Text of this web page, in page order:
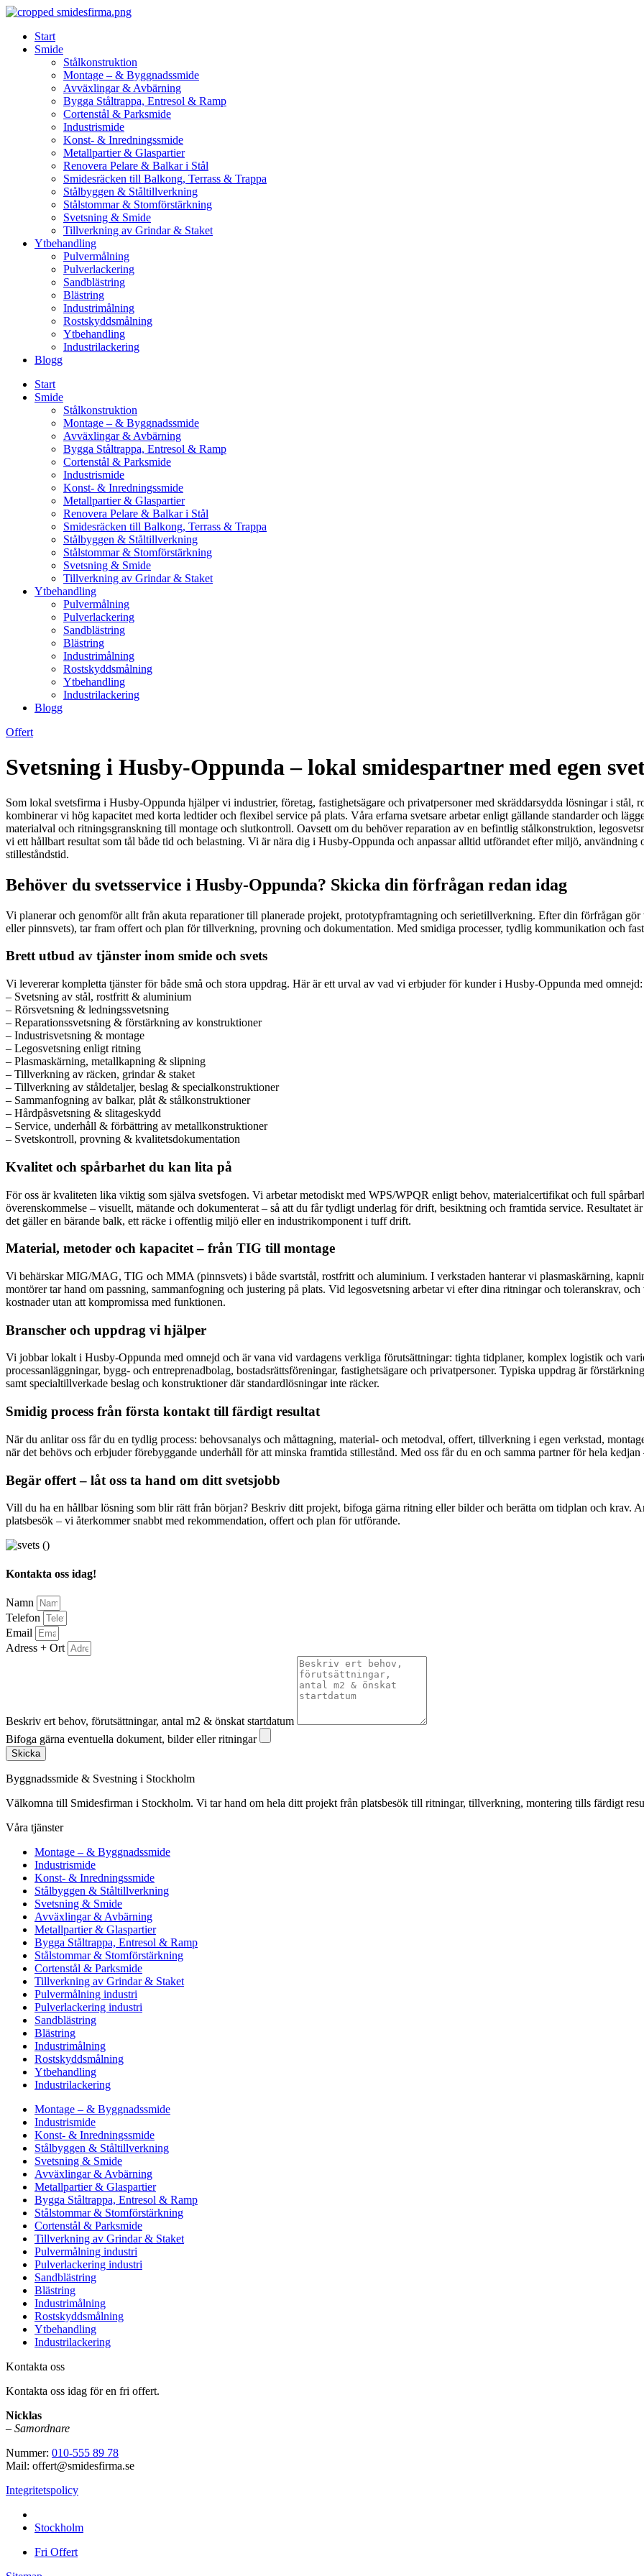
Skip
contentStart
Smide
Stålkonstruktion
Montage – & Byggnadssmide
Avväxlingar & Avbärning
Bygga Ståltrappa, Entresol & Ramp
Cortenstål & Parksmide
Industrismide
Konst- & Inredningssmide
Metallpartier & Glaspartier
Renovera Pelare & Balkar i Stål
Smidesräcken till Balkong, Terrass & Trappa
Stålbyggen & Ståltillverkning
Stålstommar & Stomförstärkning
Svetsning & Smide
Tillverkning av Grindar & Staket
Ytbehandling
Pulvermålning
Pulverlackering
Sandblästring
Blästring
Industrimålning
Rostskyddsmålning
Ytbehandling
Industrilackering
Blogg
Start
Smide
Stålkonstruktion
Montage – & Byggnadssmide
Avväxlingar & Avbärning
Bygga Ståltrappa, Entresol & Ramp
Cortenstål & Parksmide
Industrismide
Konst- & Inredningssmide
Metallpartier & Glaspartier
Renovera Pelare & Balkar i Stål
Smidesräcken till Balkong, Terrass & Trappa
Stålbyggen & Ståltillverkning
Stålstommar & Stomförstärkning
Svetsning & Smide
Tillverkning av Grindar & Staket
Ytbehandling
Pulvermålning
Pulverlackering
Sandblästring
Blästring
Industrimålning
Rostskyddsmålning
Ytbehandling
Industrilackering
Blogg
Offert
Svetsning i Husby-Oppunda – lokal smidespartner med egen
Som lokal svetsfirma i Husby-Oppunda hjälper vi industrier, företag, fastighetsägare och privatpersoner med skräddarsydda lösningar i stål,
kombinerar vi hög kapacitet med korta ledtider och flexibel service på plats. Våra erfarna svetsare arbetar enligt gällande standarder och
materialval och ritningsgranskning till montage och slutkontroll. Oavsett om du behöver reparation av en befintlig stålkonstruktion,
vi ett hållbart resultat som tål både tid och belastning. Vi är nära dig i Husby-Oppunda och anpassar alltid utförandet efter miljö,
stilleståndstid.
Behöver du svetsservice i Husby-Oppunda? Skicka din förfrågan redan idag
Vi planerar och genomför allt från akuta reparationer till planerade projekt, prototypframtagning och serietillverkning. Efter din förfrågan
eller pinnsvets), tar fram offert och plan för tillverkning, provning och dokumentation. Med smidiga processer, tydlig kommunikation och
Brett utbud av tjänster inom smide och svets
Vi levererar kompletta tjänster för både små och stora uppdrag. Här är ett urval av vad vi erbjuder för kunder i Husby-Oppunda med omnejd:
– Svetsning av stål, rostfritt & aluminium
– Rörsvetsning & ledningssvetsning
– Reparationssvetsning & förstärkning av konstruktioner
– Industrisvetsning & montage
– Legosvetsning enligt ritning
– Plasmaskärning, metallkapning & slipning
– Tillverkning av räcken, grindar & staket
– Tillverkning av ståldetaljer, beslag & specialkonstruktioner
– Sammanfogning av balkar, plåt & stålkonstruktioner
– Hårdpåsvetsning & slitageskydd
– Service, underhåll & förbättring av metallkonstruktioner
– Svetskontroll, provning & kvalitetsdokumentation
Kvalitet och spårbarhet du kan lita på
För oss är kvaliteten lika viktig som själva svetsfogen. Vi arbetar metodiskt med WPS/WPQR enligt behov, materialcertifikat och full
överenskommelse – visuellt, mätande och dokumenterat – så att du får tydligt underlag för drift, besiktning och framtida service. Resultatet
det gäller en bärande balk, ett räcke i offentlig miljö eller en industrikomponent i tuff drift.
Material, metoder och kapacitet – från TIG till montage
Vi behärskar MIG/MAG, TIG och MMA (pinnsvets) i både svartstål, rostfritt och aluminium. I verkstaden hanterar vi plasmaskärning,
montörer tar hand om passning, sammanfogning och justering på plats. Vid legosvetsning arbetar vi efter dina ritningar och toleranskrav,
kostnader utan att kompromissa med funktionen.
Branscher och uppdrag vi hjälper
Vi jobbar lokalt i Husby-Oppunda med omnejd och är vana vid vardagens verkliga förutsättningar: tighta tidplaner, komplex logistik och
processanläggningar, bygg- och entreprenadbolag, bostadsrättsföreningar, fastighetsägare och privatpersoner. Typiska uppdrag är
samt specialtillverkade beslag och konstruktioner där standardlösningar inte räcker.
Smidig process från första kontakt till färdigt resultat
När du anlitar oss får du en tydlig process: behovsanalys och måttagning, material- och metodval, offert, tillverkning i egen verkstad,
när det behövs och erbjuder förebyggande underhåll för att minska framtida stillestånd. Med oss får du en och samma partner för hela
Begär offert – låt oss ta hand om ditt svetsjobb
Vill du ha en hållbar lösning som blir rätt från början? Beskriv ditt projekt, bifoga gärna ritning eller bilder och berätta om tidplan och krav.
platsbesök – vi återkommer snabbt med rekommendation, offert och plan för utförande.
Kontakta oss idag!
Namn
Telefon
Email
Adress + Ort
Beskriv ert behov, förutsättningar, antal m2 & önskat startdatum
Bifoga gärna eventuella dokument, bilder eller ritningar
Skicka
Byggnadssmide & Svestning i Stockholm
Välkomna till Smidesfirman i Stockholm. Vi tar hand om hela ditt projekt från platsbesök till ritningar, tillverkning, montering tills färdigt
Våra tjänster
Montage – & Byggnadssmide
Industrismide
Konst- & Inredningssmide
Stålbyggen & Ståltillverkning
Svetsning & Smide
Avväxlingar & Avbärning
Metallpartier & Glaspartier
Bygga Ståltrappa, Entresol & Ramp
Stålstommar & Stomförstärkning
Cortenstål & Parksmide
Tillverkning av Grindar & Staket
Pulvermålning industri
Pulverlackering industri
Sandblästring
Blästring
Industrimålning
Rostskyddsmålning
Ytbehandling
Industrilackering
Montage – & Byggnadssmide
Industrismide
Konst- & Inredningssmide
Stålbyggen & Ståltillverkning
Svetsning & Smide
Avväxlingar & Avbärning
Metallpartier & Glaspartier
Bygga Ståltrappa, Entresol & Ramp
Stålstommar & Stomförstärkning
Cortenstål & Parksmide
Tillverkning av Grindar & Staket
Pulvermålning industri
Pulverlackering industri
Sandblästring
Blästring
Industrimålning
Rostskyddsmålning
Ytbehandling
Industrilackering
Kontakta oss
Kontakta oss idag för en fri offert.
Nicklas
– Samordnare
Nummer: 010-555 89 78
Mail: offert@smidesfirma.se
Integritetspolicy
Stockholm
Fri Offert